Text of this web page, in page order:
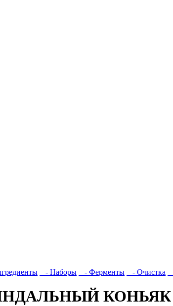
- Наборы - Ферменты - Очистка
КОНЬЯК